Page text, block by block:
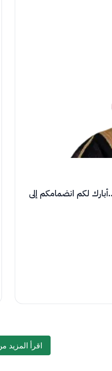
لكم انضمامكم إلى
اقرأ المزيد